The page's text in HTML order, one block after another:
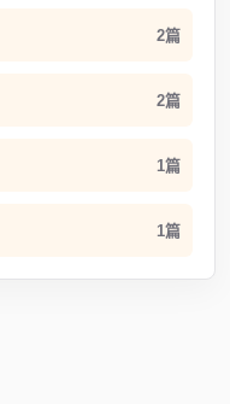
2篇
2篇
1篇
1篇